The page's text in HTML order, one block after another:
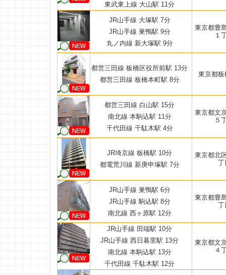
東武東上線 大山駅 11分
JR山手線 大塚駅 7分
JR山手線 巣鴨駅 9分
丸ノ内線 新大塚駅 9分
東京都豊
１
都営三田線 板橋区役所前駅 13分
都営三田線 板橋本町駅 8分
東京都
都営三田線 白山駅 15分
南北線 本駒込駅 11分
千代田線 千駄木駅 4分
東京都文
５
JR埼京線 板橋駅 10分
都電荒川線 新庚申塚駅 7分
東京都北
丁
JR山手線 巣鴨駅 6分
JR山手線 駒込駅 8分
南北線 西ヶ原駅 12分
東京都豊
丁
JR山手線 田端駅 10分
JR山手線 西日暮里駅 13分
南北線 本駒込駅 13分
千代田線 千駄木駅 12分
東京都文
４